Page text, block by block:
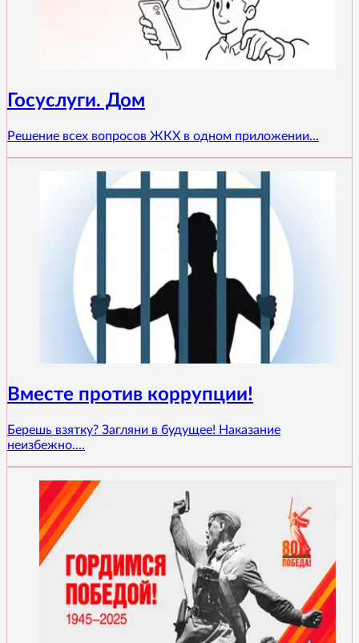
Госуслуги. Дом
Решение всех вопросов ЖКХ в одном приложении...
Вместе против коррупции!
Берешь взятку? Загляни в будущее! Наказание
неизбежно....